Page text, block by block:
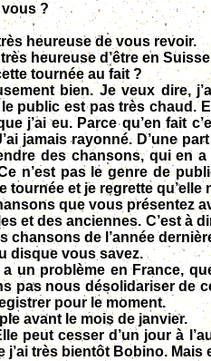
?
heureuse de vous revoir.
heureuse d’être en
tournée au fait ?
bien. Je veux dire,
public est pas très chaud.
j’ai eu. Parce qu’en fait
jamais rayonné. D’une
des chansons, qui
n’est pas le genre de
tournée et je regrette
que vous présentez
et des anciennes. C’est à
chansons de l’année
disque vous savez.
a un problème en France,
pas nous désolidariser de
pour le moment.
avant le mois de janvier.
peut cesser d’un jour à
très bientôt Bobino. Mais